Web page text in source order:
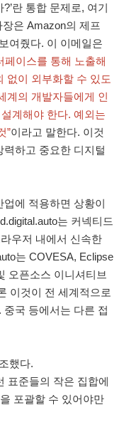
란 통합 문제로, 여기
은 Amazon의 제프
여줬다. 이 이메일은
페이스를 통해 노출해
없이 외부화할 수 있도
계의 개발자들에게 인
계해야 한다. 예외는
”이라고 말한다. 이것
하고 중요한 디지털
에 적용하면 상황이
는 커넥티드
우저 내에서 신속한
는 COVESA, Eclipse
오픈소스 이니셔티브
이것이 전 세계적으로
국 등에서는 다른 접
했다.
표준들의 작은 집합에
포괄할 수 있어야만